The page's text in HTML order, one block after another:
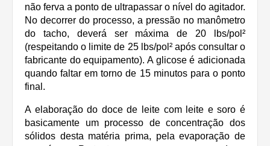
não ferva a ponto de ultrapassar o nível do agitador.
No decorrer do processo, a pressão no manômetro
do tacho, deverá ser máxima de 20 lbs/pol²
(respeitando o limite de 25 lbs/pol² após consultar o
fabricante do equipamento). A glicose é adicionada
quando faltar em torno de 15 minutos para o ponto
final.
A elaboração do doce de leite com leite e soro é
basicamente um processo de concentração dos
sólidos desta matéria prima, pela evaporação de